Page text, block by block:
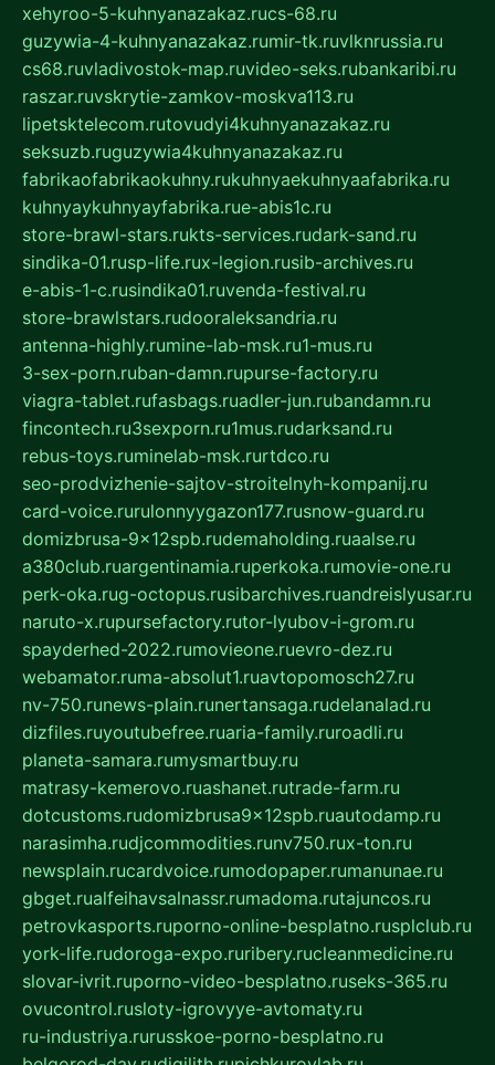
xehyroo-5-kuhnyanazakaz.rucs-68.ru
guzywia-4-kuhnyanazakaz.rumir-tk.ruvlknrussia.ru
cs68.ruvladivostok-map.ruvideo-seks.rubankaribi.ru
raszar.ruvskrytie-zamkov-moskva113.ru
lipetsktelecom.rutovudyi4kuhnyanazakaz.ru
seksuzb.ruguzywia4kuhnyanazakaz.ru
fabrikaofabrikaokuhny.rukuhnyaekuhnyaafabrika.ru
kuhnyaykuhnyayfabrika.rue-abis1c.ru
store-brawl-stars.rukts-services.rudark-sand.ru
sindika-01.rusp-life.rux-legion.rusib-archives.ru
e-abis-1-c.rusindika01.ruvenda-festival.ru
store-brawlstars.rudooraleksandria.ru
antenna-highly.rumine-lab-msk.ru1-mus.ru
3-sex-porn.ruban-damn.rupurse-factory.ru
viagra-tablet.rufasbags.ruadler-jun.rubandamn.ru
fincontech.ru3sexporn.ru1mus.rudarksand.ru
rebus-toys.ruminelab-msk.rurtdco.ru
seo-prodvizhenie-sajtov-stroitelnyh-kompanij.ru
card-voice.rurulonnyygazon177.rusnow-guard.ru
domizbrusa-9x12spb.rudemaholding.ruaalse.ru
a380club.ruargentinamia.ruperkoka.rumovie-one.ru
perk-oka.rug-octopus.rusibarchives.ruandreislyusar.ru
naruto-x.rupursefactory.rutor-lyubov-i-grom.ru
spayderhed-2022.rumovieone.ruevro-dez.ru
webamator.ruma-absolut1.ruavtopomosch27.ru
nv-750.runews-plain.runertansaga.rudelanalad.ru
dizfiles.ruyoutubefree.ruaria-family.ruroadli.ru
planeta-samara.rumysmartbuy.ru
matrasy-kemerovo.ruashanet.rutrade-farm.ru
dotcustoms.rudomizbrusa9x12spb.ruautodamp.ru
narasimha.rudjcommodities.runv750.rux-ton.ru
newsplain.rucardvoice.rumodopaper.rumanunae.ru
gbget.rualfeihavsalnassr.rumadoma.rutajuncos.ru
petrovkasports.ruporno-online-besplatno.rusplclub.ru
york-life.rudoroga-expo.ruribery.rucleanmedicine.ru
slovar-ivrit.ruporno-video-besplatno.ruseks-365.ru
ovucontrol.rusloty-igrovyye-avtomaty.ru
ru-industriya.rurusskoe-porno-besplatno.ru